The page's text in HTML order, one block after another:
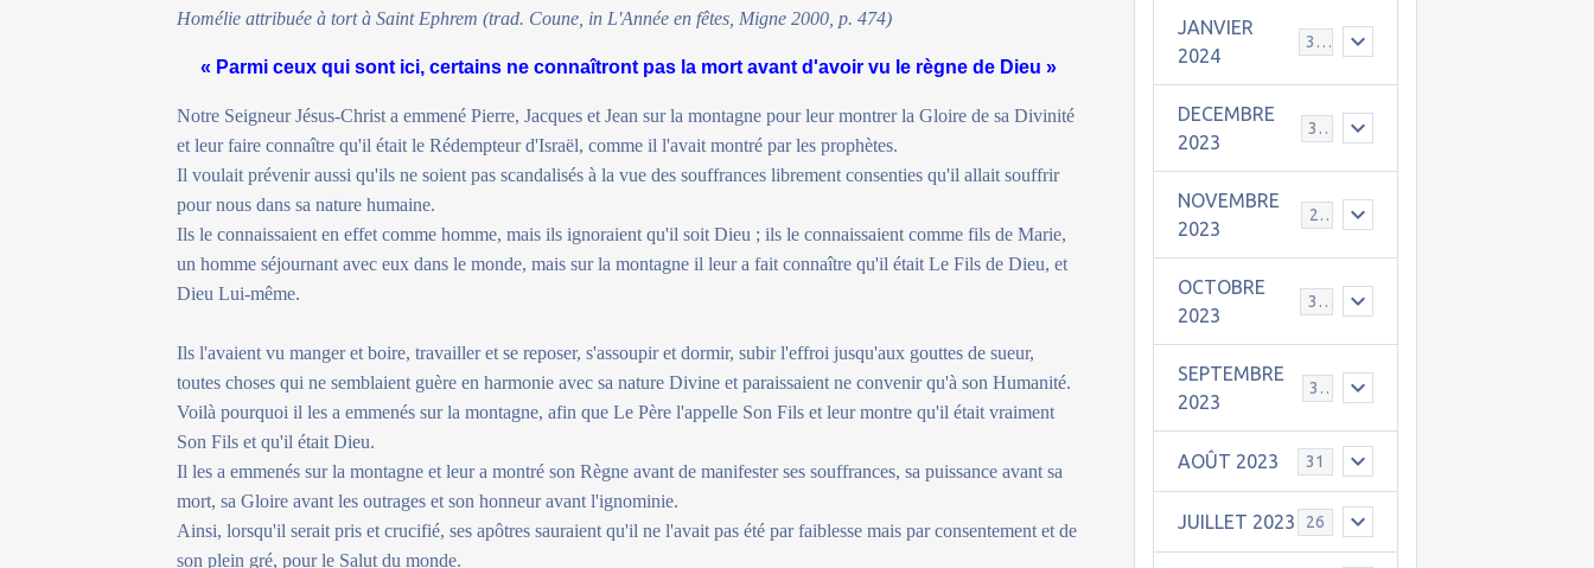
Homélie attribuée à tort à Saint Ephrem (trad. Coune, in L'Année en fêtes, Migne 2000, p. 474)
« Parmi ceux qui sont ici, certains ne connaîtront pas la mort avant d'avoir vu le règne de Dieu »
Notre Seigneur Jésus-Christ a emmené Pierre, Jacques et Jean sur la montagne pour leur montrer la Gloire de sa Divinité
et leur faire connaître qu'il était le Rédempteur d'Israël, comme il l'avait montré par les prophètes.
Il voulait prévenir aussi qu'ils ne soient pas scandalisés à la vue des souffrances librement consenties qu'il allait souffrir
pour nous dans sa nature humaine.
Ils le connaissaient en effet comme homme, mais ils ignoraient qu'il soit Dieu ; ils le connaissaient comme fils de Marie,
un homme séjournant avec eux dans le monde, mais sur la montagne il leur a fait connaître qu'il était Le Fils de Dieu, et
Dieu Lui-même.
Ils l'avaient vu manger et boire, travailler et se reposer, s'assoupir et dormir, subir l'effroi jusqu'aux gouttes de sueur,
toutes choses qui ne semblaient guère en harmonie avec sa nature Divine et paraissaient ne convenir qu'à son Humanité.
Voilà pourquoi il les a emmenés sur la montagne, afin que Le Père l'appelle Son Fils et leur montre qu'il était vraiment
Son Fils et qu'il était Dieu.
Il les a emmenés sur la montagne et leur a montré son Règne avant de manifester ses souffrances, sa puissance avant sa
mort, sa Gloire avant les outrages et son honneur avant l'ignominie.
Ainsi, lorsqu'il serait pris et crucifié, ses apôtres sauraient qu'il ne l'avait pas été par faiblesse mais par consentement et de
son plein gré, pour le Salut du monde.
JANVIER
2024
30
DECEMBRE
2023
31
NOVEMBRE
2023
24
OCTOBRE
2023
31
SEPTEMBRE
2023
30
AOÛT 2023 31
JUILLET 2023 26